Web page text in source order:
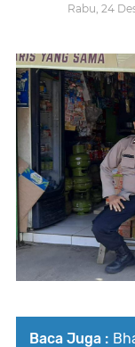
Rabu, 24
Baca Juga :